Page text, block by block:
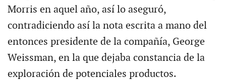
Morris en aquel año, así lo aseguró,
contradiciendo así la nota escrita a mano del
entonces presidente de la compañía, George
Weissman, en la que dejaba constancia de la
exploración de potenciales productos.